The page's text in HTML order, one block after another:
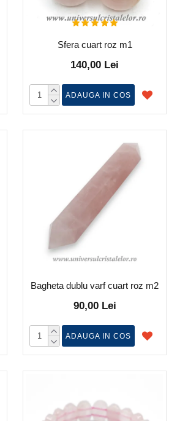
Sfera cuart roz m1
140,00 Lei
ADAUGA IN COS
Bagheta dublu varf cuart roz m2
90,00 Lei
ADAUGA IN COS